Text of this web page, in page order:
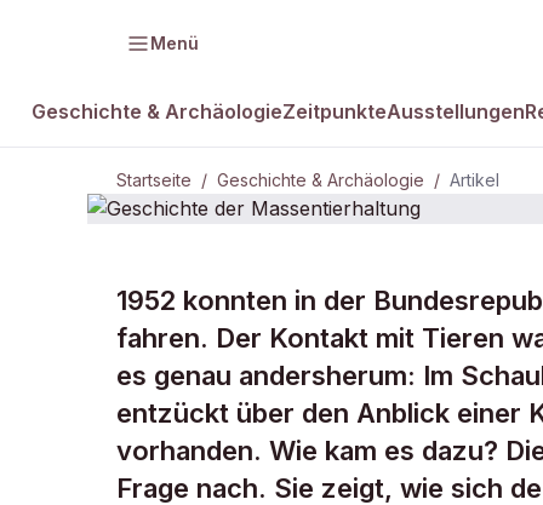
Menü
Geschichte & ArchäologieZeitpunkteAusstellungen
Startseite / Geschichte & Archäologie / Artikel
GESCHICHTE & ARCHÄOLOGIE
Geschichte
1952 konnten in der
fahren. Der Kontakt mit Tieren
es genau andersherum: Im
entzückt über den Anblick einer
vorhanden. Wie kam es dazu?
Frage nach. Sie zeigt, wie sich